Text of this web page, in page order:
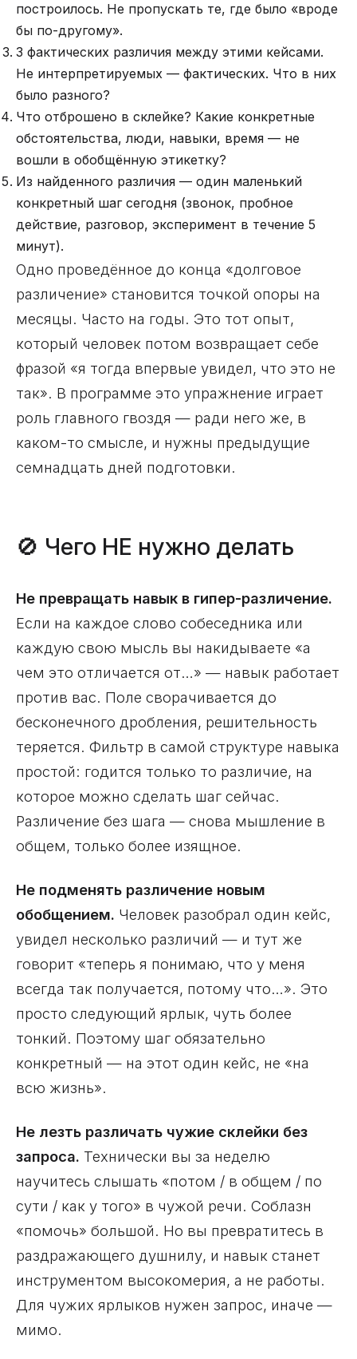
построилось. Не пропускать те, где было «вроде
бы по-другому».
3 фактических различия между этими кейсами.
Не интерпретируемых — фактических. Что в них
было разного?
Что отброшено в склейке? Какие конкретные
обстоятельства, люди, навыки, время — не
вошли в обобщённую этикетку?
Из найденного различия — один маленький
конкретный шаг сегодня (звонок, пробное
действие, разговор, эксперимент в течение 5
минут).
Одно проведённое до конца «долговое
различение» становится точкой опоры на
месяцы. Часто на годы. Это тот опыт,
который человек потом возвращает себе
фразой «я тогда впервые увидел, что это не
так». В программе это упражнение играет
роль главного гвоздя — ради него же, в
каком-то смысле, и нужны предыдущие
семнадцать дней подготовки.
🚫 Чего НЕ нужно делать
Не превращать навык в гипер-различение.
Если на каждое слово собеседника или
каждую свою мысль вы накидываете «а
чем это отличается от…» — навык работает
против вас. Поле сворачивается до
бесконечного дробления, решительность
теряется. Фильтр в самой структуре навыка
простой: годится только то различие, на
которое можно сделать шаг сейчас.
Различение без шага — снова мышление в
общем, только более изящное.
Не подменять различение новым
обобщением. Человек разобрал один кейс,
увидел несколько различий — и тут же
говорит «теперь я понимаю, что у меня
всегда так получается, потому что…». Это
просто следующий ярлык, чуть более
тонкий. Поэтому шаг обязательно
конкретный — на этот один кейс, не «на
всю жизнь».
Не лезть различать чужие склейки без
запроса. Технически вы за неделю
научитесь слышать «потом / в общем / по
сути / как у того» в чужой речи. Соблазн
«помочь» большой. Но вы превратитесь в
раздражающего душнилу, и навык станет
инструментом высокомерия, а не работы.
Для чужих ярлыков нужен запрос, иначе —
мимо.